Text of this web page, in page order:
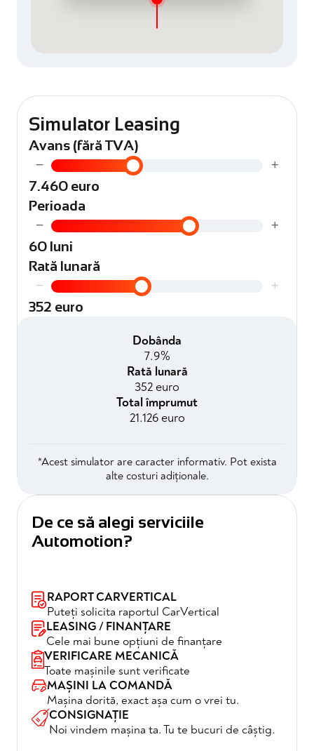
Simulator Leasing
Avans (fără TVA)
− +
7.460 euro
Perioada
− +
60 luni
Rată lunară
− +
352 euro
Dobânda
7.9%
Rată lunară
352 euro
Total împrumut
21.126 euro
*Acest simulator are caracter informativ. Pot exista
alte costuri adiționale.
De ce să alegi serviciile
Automotion?
RAPORT CARVERTICAL
Puteți solicita raportul CarVertical
LEASING / FINANȚARE
Cele mai bune opțiuni de finanțare
VERIFICARE MECANICĂ
Toate mașinile sunt verificate
MAȘINI LA COMANDĂ
Mașina dorită, exact așa cum o vrei tu.
CONSIGNAȚIE
Noi vindem mașina ta. Tu te bucuri de câștig.